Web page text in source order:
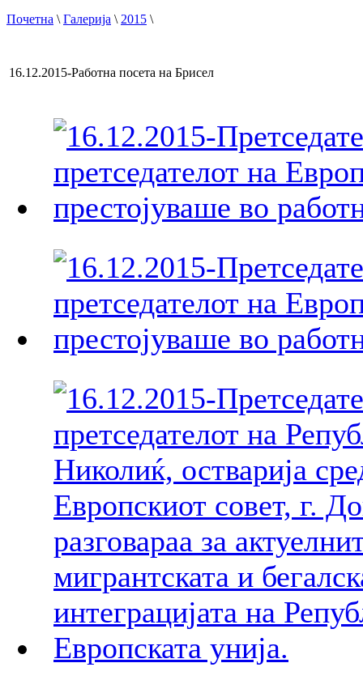
Почетна \Галерија \2015 \
16.12.2015-Работна посета на Брисел